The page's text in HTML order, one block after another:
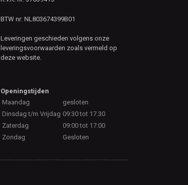
BTW nr: NL803674399B01
Leveringen geschieden volgens onze
leveringsvoorwaarden zoals vermeld op
deze website.
Openingstijden
Maandag
gesloten
Dinsdag t/m Vrijdag 09:30 tot 17.30
Zaterdag
09:00 tot 17:00
Zondag
Gesloten